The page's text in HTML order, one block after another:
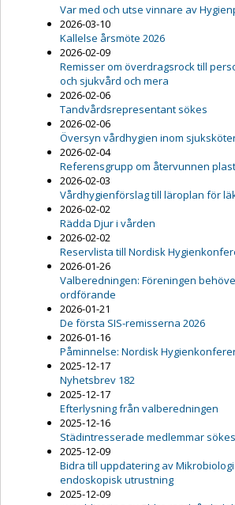
Var med och utse vinnare av
2026-03-10
Kallelse årsmöte 2026
2026-02-09
Remisser om överdragsrock till
och sjukvård och mera
2026-02-06
Tandvårdsrepresentant sökes
2026-02-06
Översyn vårdhygien inom
2026-02-04
Referensgrupp om återvunnen
2026-02-03
Vårdhygienförslag till läroplan för
2026-02-02
Rädda Djur i vården
2026-02-02
Reservlista till Nordisk
2026-01-26
Valberedningen: Föreningen
ordförande
2026-01-21
De första SIS-remisserna 2026
2026-01-16
Påminnelse: Nordisk
2025-12-17
Nyhetsbrev 182
2025-12-17
Efterlysning från valberedningen
2025-12-16
Städintresserade medlemmar sökes
2025-12-09
Bidra till uppdatering av
endoskopisk utrustning
2025-12-09